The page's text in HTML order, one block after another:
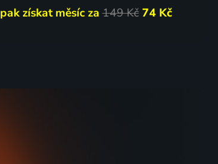
pak získat měsíc za149 Kč 74 Kč